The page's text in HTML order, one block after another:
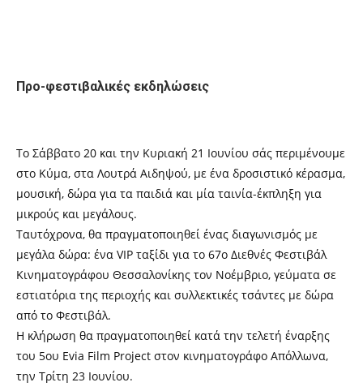
Προ-φεστιβαλικές εκδηλώσεις
Το Σάββατο 20 και την Κυριακή 21 Ιουνίου σάς περιμένουμε
στο Κύμα, στα Λουτρά Αιδηψού, με ένα δροσιστικό κέρασμα,
μουσική, δώρα για τα παιδιά και μία ταινία-έκπληξη για
μικρούς και μεγάλους.
Ταυτόχρονα, θα πραγματοποιηθεί ένας διαγωνισμός με
μεγάλα δώρα: ένα VIP ταξίδι για το 67ο Διεθνές Φεστιβάλ
Κινηματογράφου Θεσσαλονίκης τον Νοέμβριο, γεύματα σε
εστιατόρια της περιοχής και συλλεκτικές τσάντες με δώρα
από το Φεστιβάλ.
Η κλήρωση θα πραγματοποιηθεί κατά την τελετή έναρξης
του 5ου Evia Film Project στον κινηματογράφο Απόλλωνα,
την Τρίτη 23 Ιουνίου.